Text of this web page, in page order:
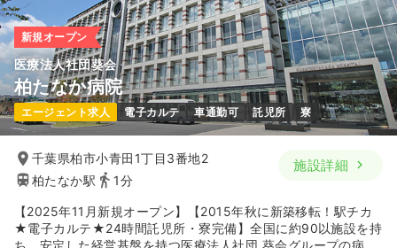
新規オープン
医療法人社団葵会
柏たなか病院
エージェント求人 電子カルテ 車通勤可 託児所 寮
千葉県柏市小青田1丁目3番地2
柏たなか駅
1分
施設詳細
【2025年11月新規オープン】【2015年秋に新築移転！駅チカ
★電子カルテ★24時間託児所・寮完備】全国に約90以施設を持
ち、安定した経営基盤を持つ医療法人社団 葵会グループの病院